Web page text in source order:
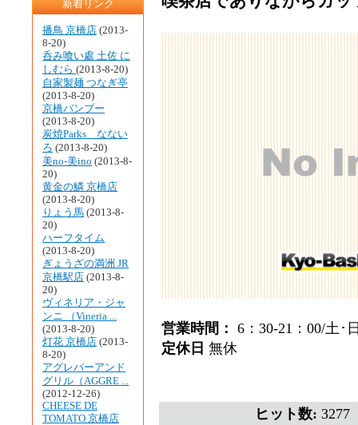
新着リンク
播鳥 京橋店 (2013-
8-20)
呑み喰い處 土佐 に
しむら (2013-8-20)
自家製麺 つなぎ亭
(2013-8-20)
京橋バンブー
(2013-8-20)
炭焼Parks なない
ろ (2013-8-20)
美no-美ino (2013-8-
20)
黄金の鱗 京橋店
(2013-8-20)
りょう馬 (2013-8-
20)
ハーフタイム
(2013-8-20)
ぎょうざの満洲 JR
京橋駅店 (2013-8-
20)
ヴィネリア・ジャ
ンニ （Vineria ...
(2013-8-20)
灯花 京橋店 (2013-
8-20)
アグレバーアンド
グリル（AGGRE ...
(2012-12-26)
CHEESE DE
TOMATO 京橋店
営業時間： 6：30-21：00/土･
定休日 無休
ヒット数: